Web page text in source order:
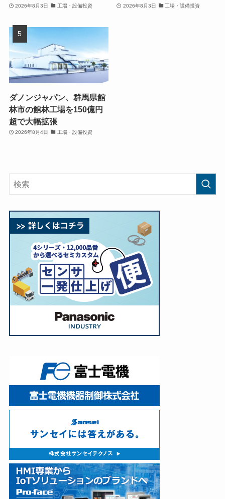
2026年8月3日 工場・設備投資 2026年8月3日 工場・設備投資
ダノンジャパン、群馬県館
林市の館林工場を150億円
超で大幅拡張
2026年8月4日 工場・設備投資